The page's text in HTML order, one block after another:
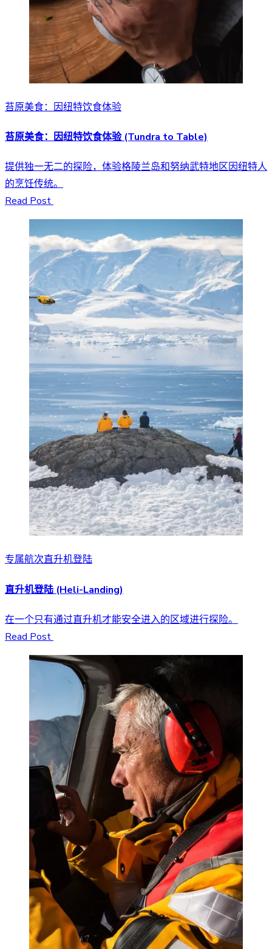
苔原美食：因纽特饮食体验
苔原美食：因纽特饮食体验 (Tundra to Table)
提供独一无二的探险，体验格陵兰岛和努纳武特地区因纽特人
的烹饪传统。
Read Post
专属航次直升机登陆
直升机登陆 (Heli-Landing)
在一个只有通过直升机才能安全进入的区域进行探险。
Read Post